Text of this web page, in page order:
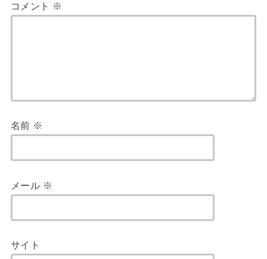
コメント ※
名前 ※
メール ※
サイト